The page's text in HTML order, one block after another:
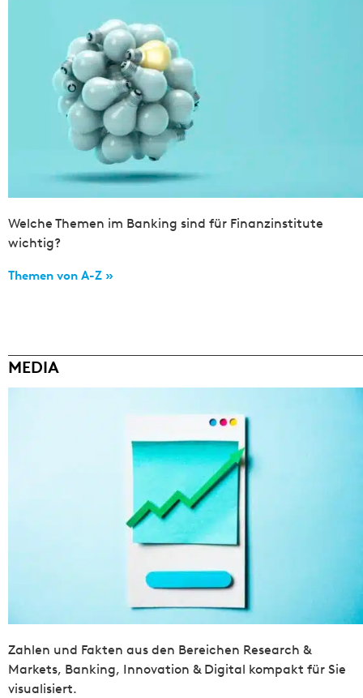
Welche Themen im Banking sind für Finanzinstitute
wichtig?
Themen von A-Z »
MEDIA
Zahlen und Fakten aus den Bereichen Research &
Markets, Banking, Innovation & Digital kompakt für Sie
visualisiert.